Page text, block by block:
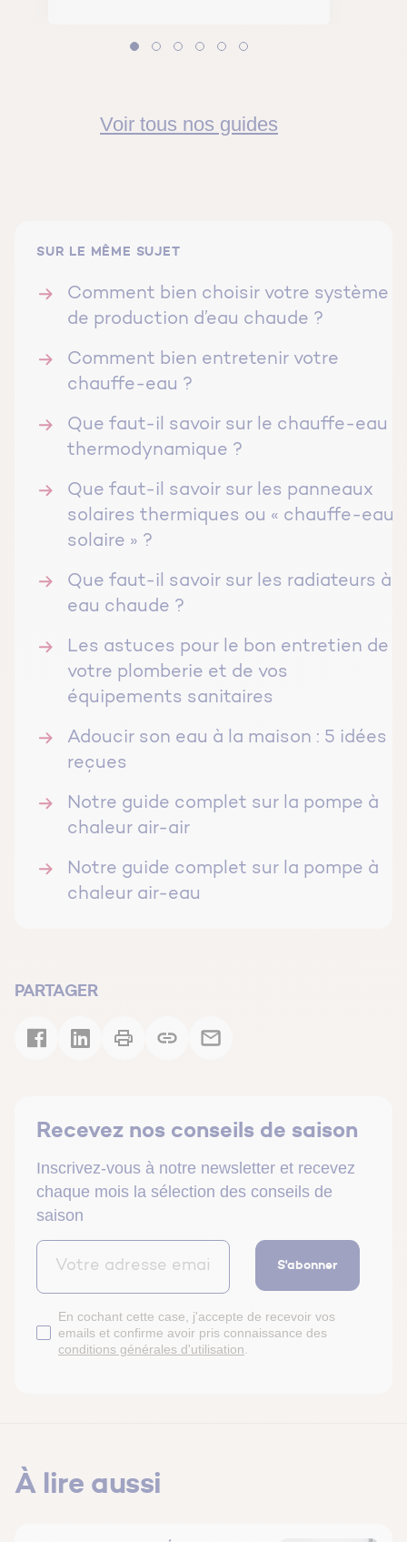
Voir tous nos guides
SUR LE MÊME SUJET
Comment bien choisir votre système
de production d’eau chaude ?
Comment bien entretenir votre
chauffe-eau ?
Que faut-il savoir sur le chauffe-eau
thermodynamique ?
Que faut-il savoir sur les panneaux
solaires thermiques ou « chauffe-eau
solaire » ?
Que faut-il savoir sur les radiateurs à
eau chaude ?
Les astuces pour le bon entretien de
votre plomberie et de vos
équipements sanitaires
Adoucir son eau à la maison : 5 idées
reçues
Notre guide complet sur la pompe à
chaleur air-air
Notre guide complet sur la pompe à
chaleur air-eau
PARTAGER
Recevez nos conseils de saison
Inscrivez-vous à notre newsletter et recevez
chaque mois la sélection des conseils de
saison
S'abonner
En cochant cette case, j'accepte de recevoir vos
emails et confirme avoir pris connaissance des
conditions générales d'utilisation
À lire aussi